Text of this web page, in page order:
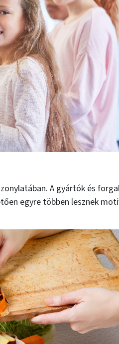
A gyártók és
egyre többen lesznek